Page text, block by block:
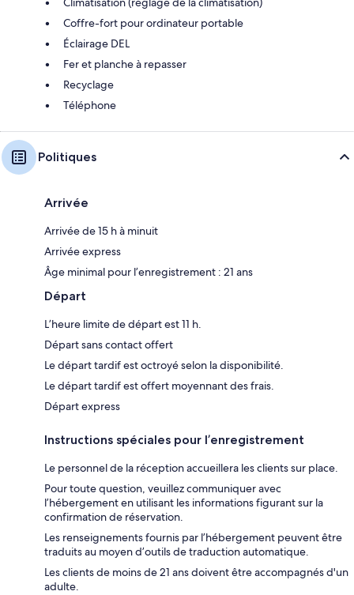
Coffre-fort pour ordinateur portable
Éclairage DEL
Fer et planche à repasser
Recyclage
Téléphone
Politiques
Arrivée
Arrivée de 15 h à minuit
Arrivée express
Âge minimal pour l’enregistrement : 21 ans
Départ
L’heure limite de départ est 11 h.
Départ sans contact offert
Le départ tardif est octroyé selon la disponibilité.
Le départ tardif est offert moyennant des frais.
Départ express
Instructions spéciales pour l’enregistrement
Le personnel de la réception accueillera les clients sur place.
Pour toute question, veuillez communiquer avec
l’hébergement en utilisant les informations figurant sur la
confirmation de réservation.
Les renseignements fournis par l’hébergement peuvent être
traduits au moyen d’outils de traduction automatique.
Les clients de moins de 21 ans doivent être accompagnés d'un
adulte.